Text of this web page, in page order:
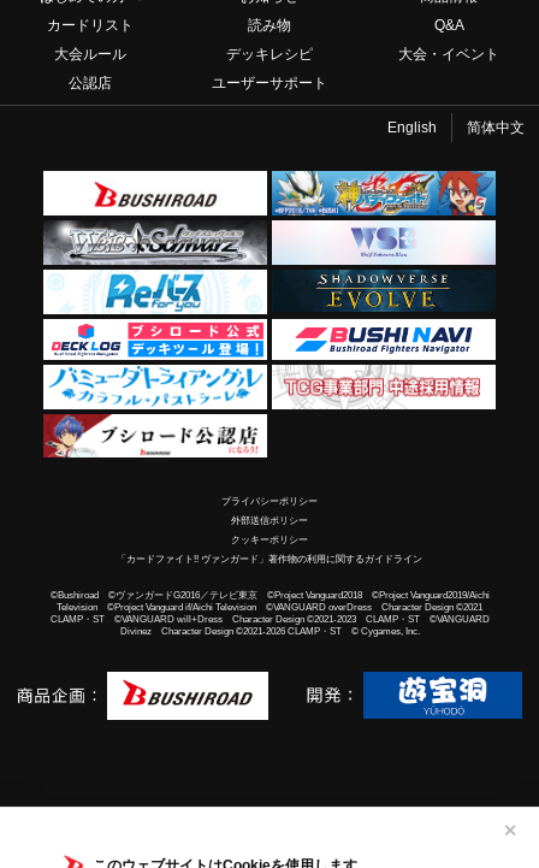
✕
カードリスト
読み物
Q&A
大会ルール
デッキレシピ
大会・イベント
公認店
ユーザーサポート
English 简体中文
プライバシーポリシー
外部送信ポリシー
クッキーポリシー
「カードファイト!! ヴァンガード」著作物の利用に関するガイドライン
©Bushiroad ©ヴァンガードG2016／テレビ東京 ©Project Vanguard2018 ©Project Vanguard2019/Aichi
Television ©Project Vanguard if/Aichi Television ©VANGUARD overDress Character Design ©2021
CLAMP・ST ©VANGUARD will+Dress Character Design ©2021-2023 CLAMP・ST ©VANGUARD
Divinez Character Design ©2021-2026 CLAMP・ST © Cygames, Inc.